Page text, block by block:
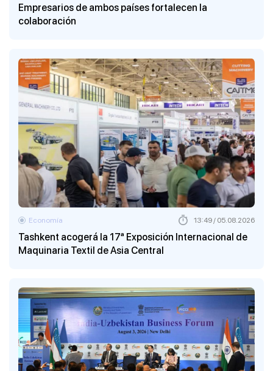
Empresarios de ambos países fortalecen la
colaboración
Tashkent acogerá la 17ª Exposición Internacional de
Maquinaria Textil de Asia Central
Economía 13:49 / 05.08.2026